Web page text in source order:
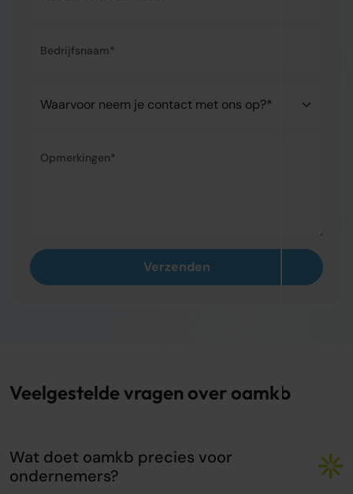
Verzenden
Veelgestelde vragen over oamkb
Wat doet oamkb precies voor
ondernemers?